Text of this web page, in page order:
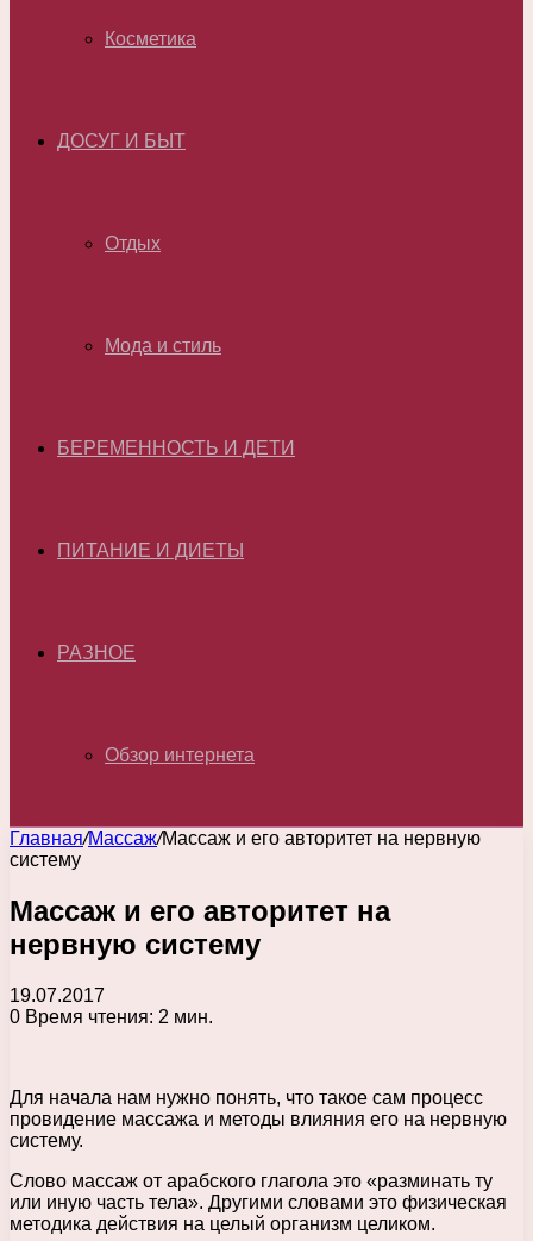
Косметика
ДОСУГ И БЫТ
Отдых
Мода и стиль
БЕРЕМЕННОСТЬ И ДЕТИ
ПИТАНИЕ И ДИЕТЫ
РАЗНОЕ
Обзор интернета
Главная/Массаж/Массаж и его авторитет на нервную
систему
Массаж и его авторитет на
нервную систему
19.07.2017
0 Время чтения: 2 мин.
Для начала нам нужно понять, что такое сам процесс
провидение массажа и методы влияния его на нервную
систему.
Слово массаж от арабского глагола это «разминать ту
или иную часть тела». Другими словами это физическая
методика действия на целый организм целиком.